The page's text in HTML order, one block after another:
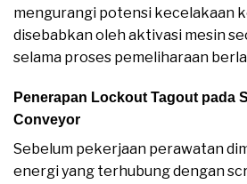
mengurangi potensi kecelakaan
disebabkan oleh aktivasi mesin
selama proses pemeliharaan
Penerapan Lockout Tagout pada
Conveyor
Sebelum pekerjaan perawatan
energi yang terhubung dengan